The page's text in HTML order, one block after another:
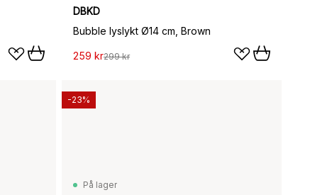
DBKD
Bubble lyslykt Ø14 cm, Brown
259 kr299 kr
På lager
-23%